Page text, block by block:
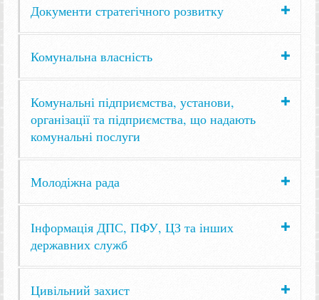
Документи стратегічного розвитку
Комунальна власність
Комунальні підприємства, установи,
організації та підприємства, що надають
комунальні послуги
Молодіжна рада
Інформація ДПС, ПФУ, ЦЗ та інших
державних служб
Цивільний захист